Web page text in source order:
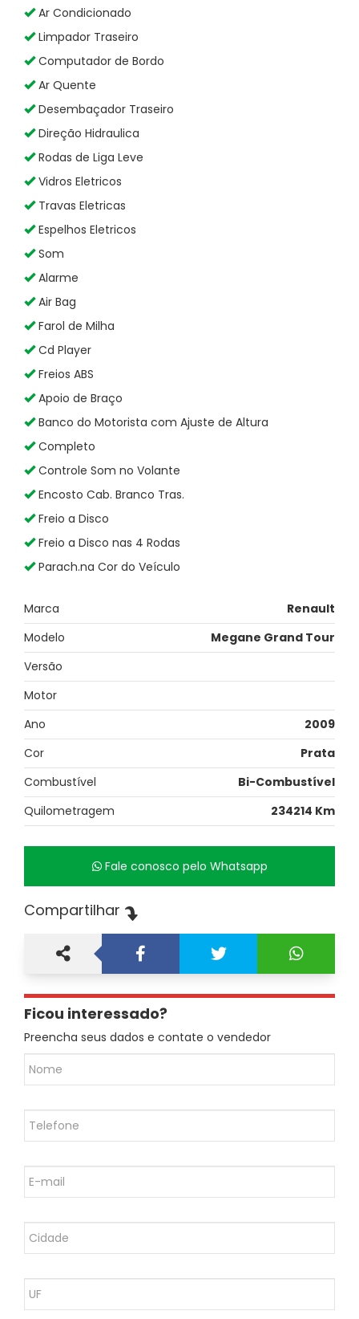
Ar Condicionado
Limpador Traseiro
Computador de Bordo
Ar Quente
Desembaçador Traseiro
Direção Hidraulica
Rodas de Liga Leve
Vidros Eletricos
Travas Eletricas
Espelhos Eletricos
Som
Alarme
Air Bag
Farol de Milha
Cd Player
Freios ABS
Apoio de Braço
Banco do Motorista com Ajuste de Altura
Completo
Controle Som no Volante
Encosto Cab. Branco Tras.
Freio a Disco
Freio a Disco nas 4 Rodas
Parach.na Cor do Veículo
Marca
Renault
Modelo
Megane Grand Tour
Versão
Motor
Ano
2009
Cor
Prata
Combustível
Bi-Combustível
Quilometragem
234214 Km
Fale conosco pelo Whatsapp
Compartilhar
Ficou interessado?
Preencha seus dados e contate o vendedor